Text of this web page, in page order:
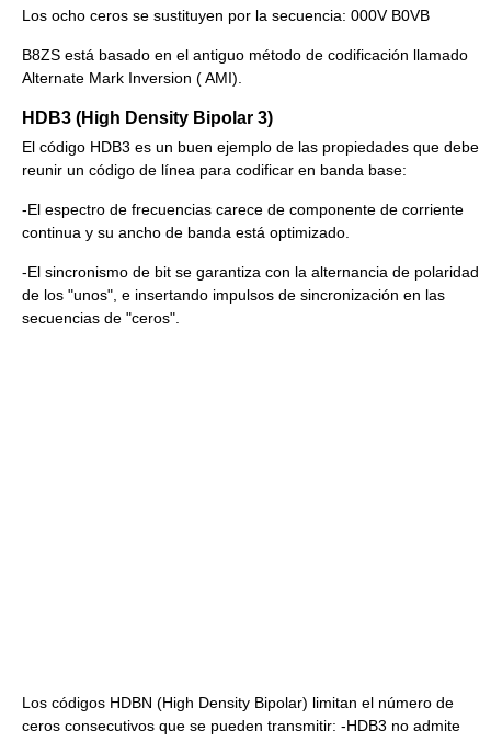
Los ocho ceros se sustituyen por la secuencia: 000V B0VB
B8ZS está basado en el antiguo método de codificación llamado
Alternate Mark Inversion ( AMI).
HDB3 (High Density Bipolar 3)
El código HDB3 es un buen ejemplo de las propiedades que debe
reunir un código de línea para codificar en banda base:
-El espectro de frecuencias carece de componente de corriente
continua y su ancho de banda está optimizado.
-El sincronismo de bit se garantiza con la alternancia de polaridad
de los "unos", e insertando impulsos de sincronización en las
secuencias de "ceros".
Los códigos HDBN (High Density Bipolar) limitan el número de
ceros consecutivos que se pueden transmitir: -HDB3 no admite